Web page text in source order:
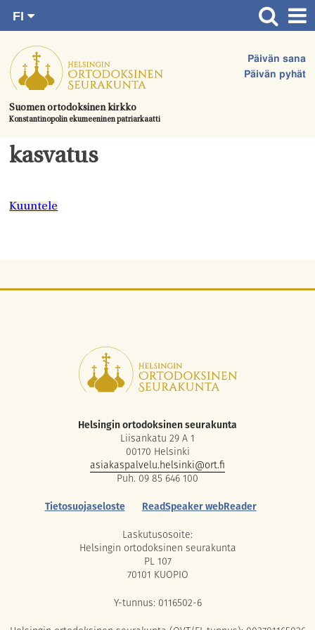
suoraan
sisältöön.
Suomen ortodoksinen kirkko
Konstantinopolin ekumeeninen patriarkaatti
Päivän sana
Päivän pyhät
FI
SV
EN
UA
Etusivu
Ajankohtaista
Juhlat & toimitukset
Kirkot
Tule mukaan
kasvatus
Kuuntele
Helsingin ortodoksinen seurakunta
Liisankatu 29 A 1
00170 Helsinki
asiakaspalvelu.helsinki@ort.fi
Puh. 09 85 646 100
Tietosuojaseloste
ReadSpeaker webReader
Laskutusosoite:
Helsingin ortodoksinen seurakunta
PL 107
70101 KUOPIO
Y-tunnus: 0116502-6